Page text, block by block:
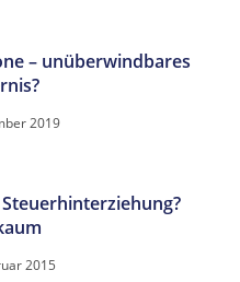
– unüberwindbares
2019
2015